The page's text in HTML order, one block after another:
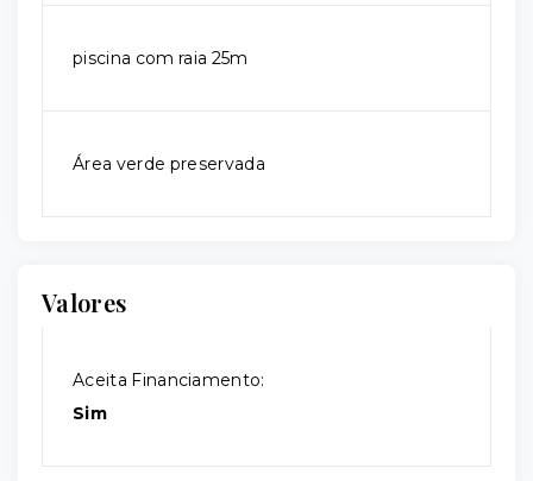
piscina com raia 25m
Área verde preservada
Valores
Aceita Financiamento:
Sim